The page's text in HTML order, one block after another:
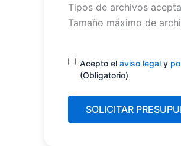
Tipos de archivos
Tamaño máximo de
Consentimiento (Obligatorio)
Acepto el aviso legal y
(Obligatorio)